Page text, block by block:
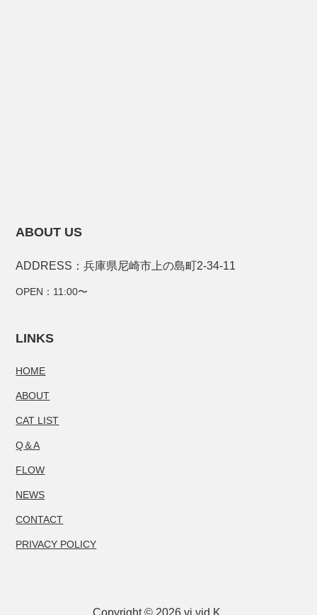
ABOUT US
ADDRESS：兵庫県尼崎市上の島町2-34-11
OPEN：11:00〜
LINKS
HOME
ABOUT
CAT LIST
Q＆A
FLOW
NEWS
CONTACT
PRIVACY POLICY